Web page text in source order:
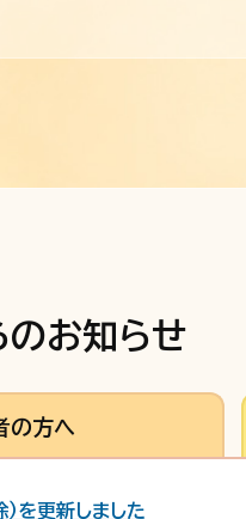
お知らせ
の方へ
を更新しました